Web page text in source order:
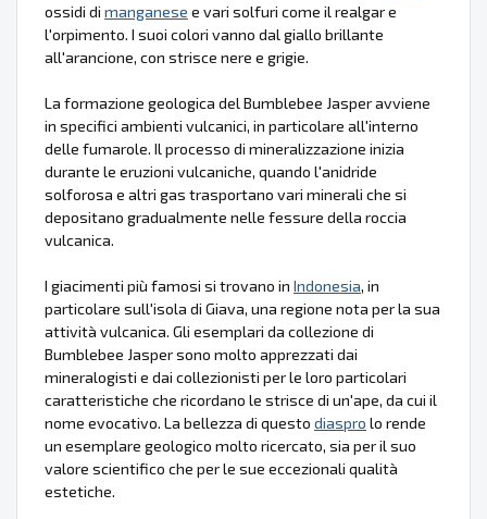
ossidi di manganese e vari solfuri come il realgar e
l'orpimento. I suoi colori vanno dal giallo brillante
all'arancione, con strisce nere e grigie.
La formazione geologica del Bumblebee Jasper avviene
in specifici ambienti vulcanici, in particolare all'interno
delle fumarole. Il processo di mineralizzazione inizia
durante le eruzioni vulcaniche, quando l'anidride
solforosa e altri gas trasportano vari minerali che si
depositano gradualmente nelle fessure della roccia
vulcanica.
I giacimenti più famosi si trovano in Indonesia, in
particolare sull'isola di Giava, una regione nota per la sua
attività vulcanica. Gli esemplari da collezione di
Bumblebee Jasper sono molto apprezzati dai
mineralogisti e dai collezionisti per le loro particolari
caratteristiche che ricordano le strisce di un'ape, da cui il
nome evocativo. La bellezza di questo diaspro lo rende
un esemplare geologico molto ricercato, sia per il suo
valore scientifico che per le sue eccezionali qualità
estetiche.